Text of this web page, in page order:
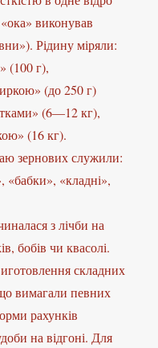
виконував
Рідину міряли:
(100 г),
(до 250 г)
(6—12 кг),
(16 кг).
зернових служили:
«бабки», «кладні»,
з лічби на
бобів чи квасолі.
складних
вимагали певних
рахунків
на відгоні. Для